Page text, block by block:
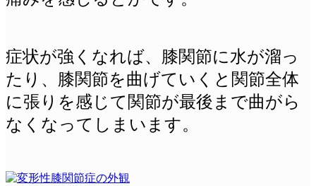
症状が強くなれば、膝関節に水が溜っ
たり、膝関節を曲げていくと関節全体
に張りを感じて関節が最後まで曲がら
なくなってしまいます。